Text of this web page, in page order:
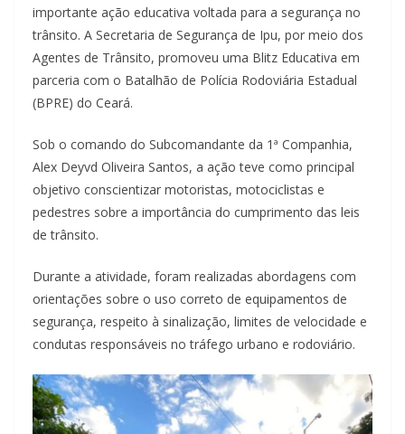
importante ação educativa voltada para a segurança no
trânsito. A Secretaria de Segurança de Ipu, por meio dos
Agentes de Trânsito, promoveu uma Blitz Educativa em
parceria com o Batalhão de Polícia Rodoviária Estadual
(BPRE) do Ceará.
Sob o comando do Subcomandante da 1ª Companhia,
Alex Deyvd Oliveira Santos, a ação teve como principal
objetivo conscientizar motoristas, motociclistas e
pedestres sobre a importância do cumprimento das leis
de trânsito.
Durante a atividade, foram realizadas abordagens com
orientações sobre o uso correto de equipamentos de
segurança, respeito à sinalização, limites de velocidade e
condutas responsáveis no tráfego urbano e rodoviário.